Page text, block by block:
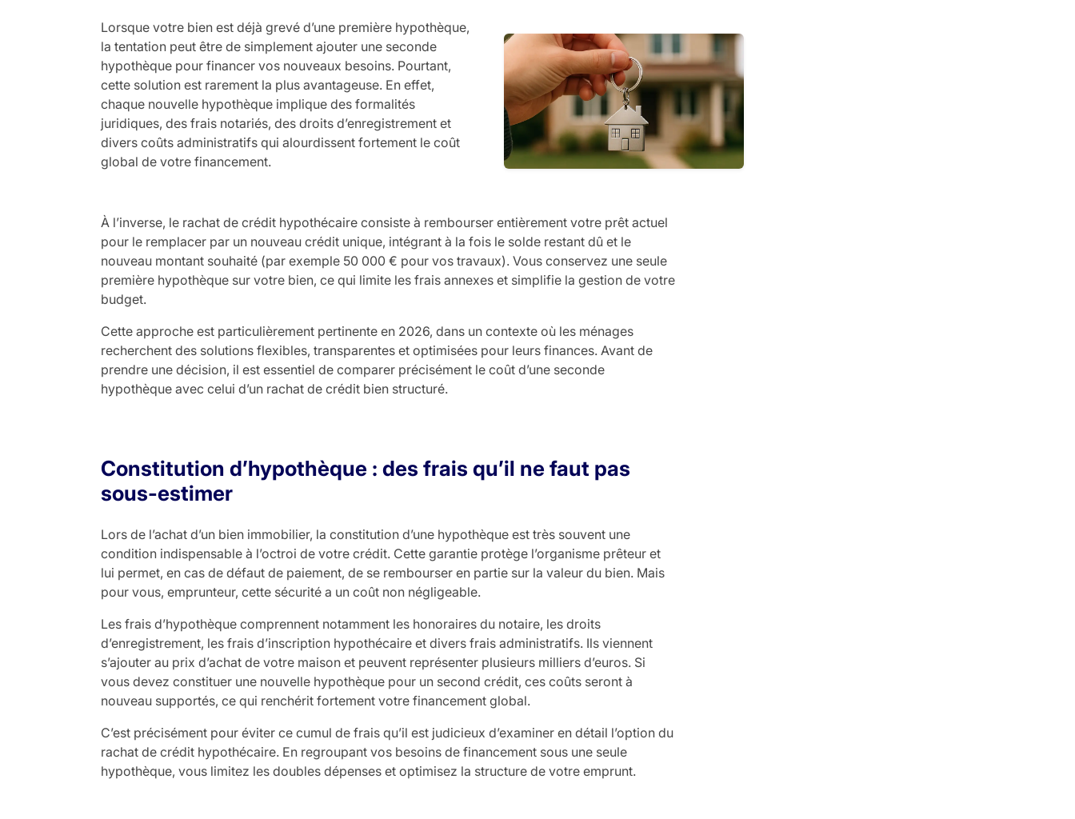
Lorsque votre bien est déjà grevé d’une première hypothèque,
la tentation peut être de simplement ajouter une seconde
hypothèque pour financer vos nouveaux besoins. Pourtant,
cette solution est rarement la plus avantageuse. En effet,
chaque nouvelle hypothèque implique des formalités
juridiques, des frais notariés, des droits d’enregistrement et
divers coûts administratifs qui alourdissent fortement le coût
global de votre financement.
À l’inverse, le rachat de crédit hypothécaire consiste à rembourser entièrement votre prêt actuel
pour le remplacer par un nouveau crédit unique, intégrant à la fois le solde restant dû et le
nouveau montant souhaité (par exemple 50 000 € pour vos travaux). Vous conservez une seule
première hypothèque sur votre bien, ce qui limite les frais annexes et simplifie la gestion de votre
budget.
Cette approche est particulièrement pertinente en 2026, dans un contexte où les ménages
recherchent des solutions flexibles, transparentes et optimisées pour leurs finances. Avant de
prendre une décision, il est essentiel de comparer précisément le coût d’une seconde
hypothèque avec celui d’un rachat de crédit bien structuré.
Constitution d’hypothèque : des frais qu’il ne faut pas
sous-estimer
Lors de l’achat d’un bien immobilier, la constitution d’une hypothèque est très souvent une
condition indispensable à l’octroi de votre crédit. Cette garantie protège l’organisme prêteur et
lui permet, en cas de défaut de paiement, de se rembourser en partie sur la valeur du bien. Mais
pour vous, emprunteur, cette sécurité a un coût non négligeable.
Les frais d’hypothèque comprennent notamment les honoraires du notaire, les droits
d’enregistrement, les frais d’inscription hypothécaire et divers frais administratifs. Ils viennent
s’ajouter au prix d’achat de votre maison et peuvent représenter plusieurs milliers d’euros. Si
vous devez constituer une nouvelle hypothèque pour un second crédit, ces coûts seront à
nouveau supportés, ce qui renchérit fortement votre financement global.
C’est précisément pour éviter ce cumul de frais qu’il est judicieux d’examiner en détail l’option du
rachat de crédit hypothécaire. En regroupant vos besoins de financement sous une seule
hypothèque, vous limitez les doubles dépenses et optimisez la structure de votre emprunt.